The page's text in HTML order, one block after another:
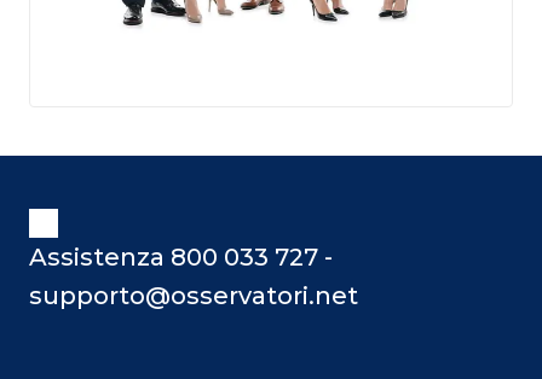
Assistenza 800 033 727 -
supporto@osservatori.net